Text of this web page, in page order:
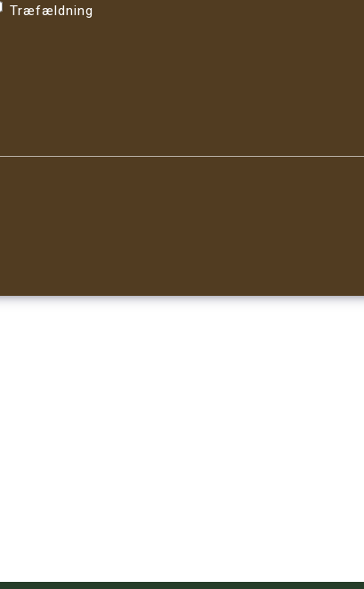
Træfældning